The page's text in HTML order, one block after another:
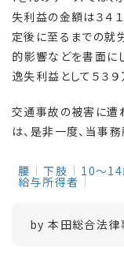
失利益の金額は３４
定後に至るまでの就
的影響などを書面に
逸失利益として５３
交通事故の被害に遭
は、是非一度、当事
腰 下肢 10～14
給与所得者
by本田総合法律